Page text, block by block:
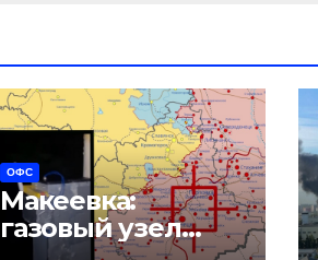
ОФС
Макеевка:
газовый узел